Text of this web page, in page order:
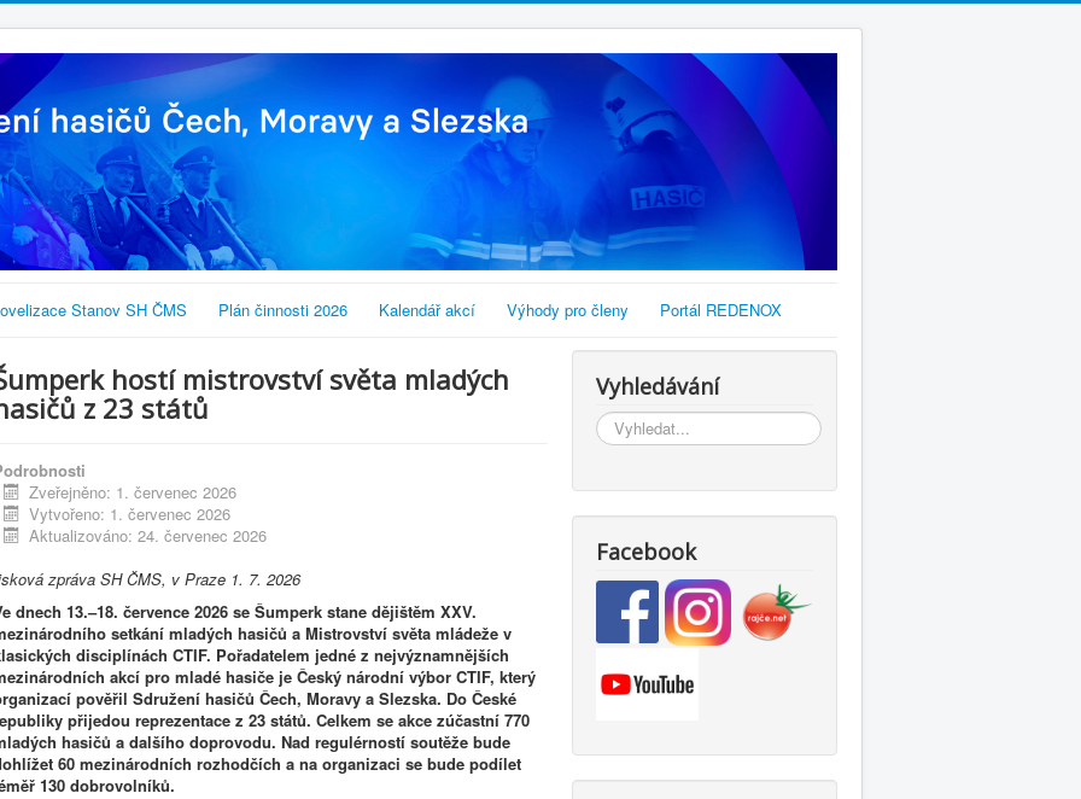
Stanov SH ČMS Plán činnosti 2026 Kalendář akcí Výhody pro členy Portál REDENOX
hostí mistrovství světa mladých
z 23 států
Zveřejněno: 1. červenec 2026
Vytvořeno: 1. červenec 2026
Aktualizováno: 24. červenec 2026
zpráva SH ČMS, v Praze 1. 7. 2026
dnech 13.–18. července 2026 se Šumperk stane dějištěm XXV.
setkání mladých hasičů a Mistrovství světa mládeže v
disciplínách CTIF. Pořadatelem jedné z nejvýznamnějších
akcí pro mladé hasiče je Český národní výbor CTIF, který
pověřil Sdružení hasičů Čech, Moravy a Slezska. Do České
přijedou reprezentace z 23 států. Celkem se akce zúčastní 770
hasičů a dalšího doprovodu. Nad regulérností soutěže bude
60 mezinárodních rozhodčích a na organizaci se bude podílet
130 dobrovolníků.
Vyhledávání
Vyhledávání...
Facebook